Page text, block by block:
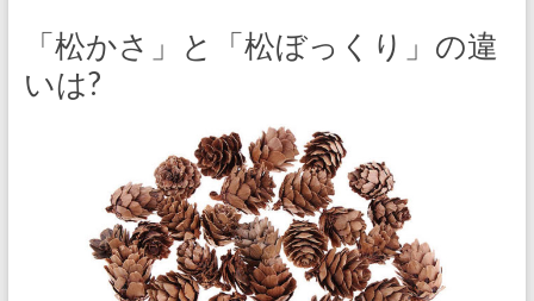
「松かさ」と「松ぼっくり」の違
いは?